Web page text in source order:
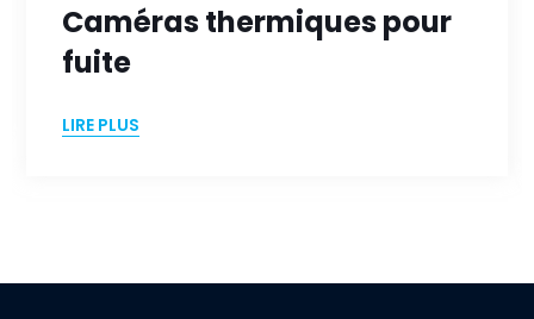
Caméras thermiques pour
fuite
LIRE PLUS